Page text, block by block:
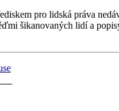
pro lidská práva
šikanovaných lidí a